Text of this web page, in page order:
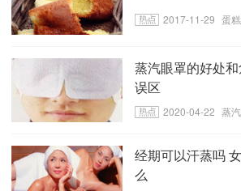
2017-11-29 蛋
蒸汽眼罩的好处
误区
2020-04-22 蒸
经期可以汗蒸吗
么